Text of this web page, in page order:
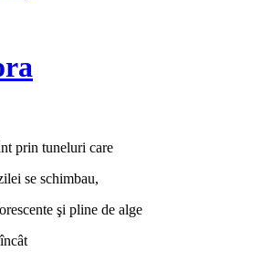
prin tuneluri care
se schimbau,
şi pline de alge